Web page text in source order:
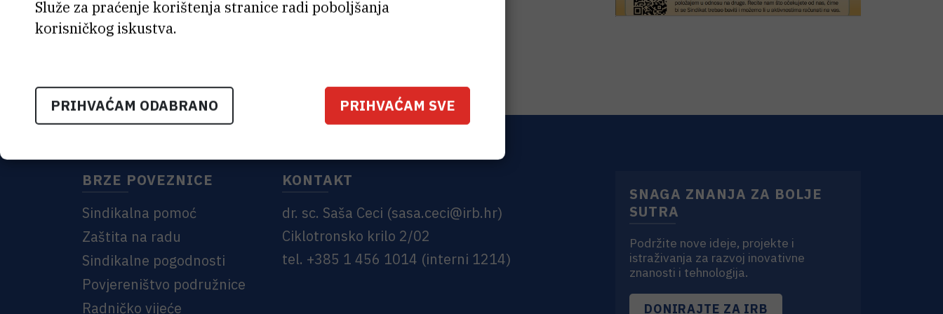
BRZE POVEZNICE
Sindikalna pomoć
Zaštita na radu
Sindikalne pogodnosti
Povjereništvo podružnice
Radničko vijeće
KONTAKT
dr. sc. Saša Ceci (sasa.ceci@irb.hr)
Ciklotronsko krilo 2/02
tel. +385 1 456 1014 (interni 1214)
SNAGA ZNANJA ZA BOLJE
SUTRA
Podržite nove ideje, projekte i
istraživanja za razvoj inovativne
znanosti i tehnologija.
DONIRAJTE ZA IRB
Služe za praćenje korištenja stranice radi poboljšanja
korisničkog iskustva.
PRIHVAĆAM ODABRANO PRIHVAĆAM SVE